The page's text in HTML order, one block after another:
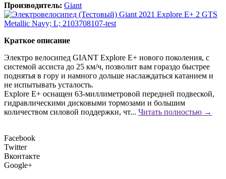
Производитель: Giant
Краткое описание
Электро велосипед GIANT Explore E+ нового поколения, с
системой ассиста до 25 км/ч, позволит вам гораздо быстрее
поднятья в гору и намного дольше наслаждаться катанием и
не испытывать усталость.
Explore E+ оснащен 63-миллиметровой передней подвеской,
гидравлическими дисковыми тормозами и большим
количеством силовой поддержки, чт... Читать полностью →
Facebook
Twitter
Вконтакте
Google+